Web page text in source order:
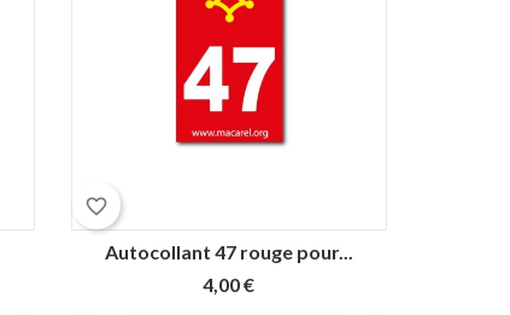
favorite_border
Autocollant 47 rouge pour...
4,00 €